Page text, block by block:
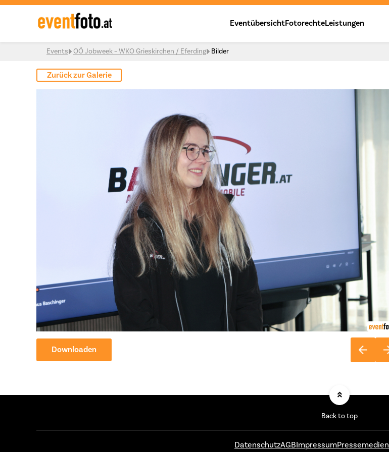
Skip to content
EventübersichtFotorechteLeistungen
Events OÖ Jobweek – WKO Grieskirchen / Eferding Bilder
Zurück zur Galerie
Downloaden
Back to top
DatenschutzAGBImpressumPressemedien